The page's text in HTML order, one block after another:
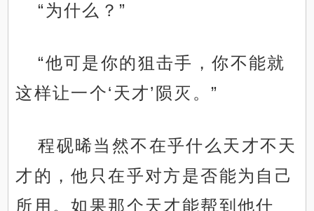
“为什么？”
“他可是你的狙击手，你不能就
这样让一个‘天才’陨灭。”
程砚晞当然不在乎什么天才不天
才的，他只在乎对方是否能为自己
所用。如果那个天才能帮到他什